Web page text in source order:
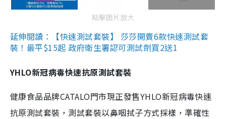
點擊圖片放大
延伸閱讀：【快速測試套裝】 莎莎開賣6款快速測試套
裝！最平$15起 政府衛生署認可測試劑買2送1
YHLO新冠病毒快速抗原測試套裝
健康食品品牌CATALO門市現正發售YHLO新冠病毒快速
抗原測試套裝，測試套裝以鼻咽拭子方式採樣，準確性